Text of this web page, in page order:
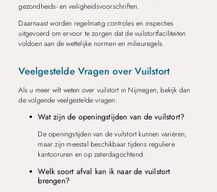
gezondheids- en veiligheidsvoorschriften.
Daarnaast worden regelmatig controles en inspecties
uitgevoerd om ervoor te zorgen dat de vuilstortfaciliteiten
voldoen aan de wettelijke normen en milieuregels.
Veelgestelde Vragen over Vuilstort
Als u meer wilt weten over vuilstort in Nijmegen, bekijk dan
de volgende veelgestelde vragen:
Wat zijn de openingstijden van de vuilstort?
De openingstijden van de vuilstort kunnen variëren,
maar zijn meestal beschikbaar tijdens reguliere
kantooruren en op zaterdagochtend.
Welk soort afval kan ik naar de vuilstort
brengen?